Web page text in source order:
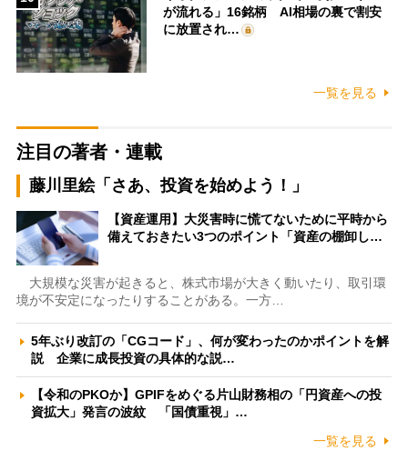
が流れる」16銘柄 AI相場の裏で割安
に放置され…
一覧を見る
注目の著者・連載
藤川里絵「さあ、投資を始めよう！」
【資産運用】大災害時に慌てないために平時から
備えておきたい3つのポイント「資産の棚卸し…
大規模な災害が起きると、株式市場が大きく動いたり、取引環
境が不安定になったりすることがある。一方…
5年ぶり改訂の「CGコード」、何が変わったのかポイントを解
説 企業に成長投資の具体的な説…
【令和のPKOか】GPIFをめぐる片山財務相の「円資産への投
資拡大」発言の波紋 「国債重視」…
一覧を見る